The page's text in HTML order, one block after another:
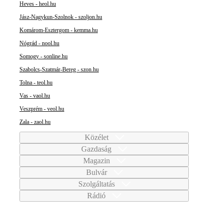
Heves - heol.hu
Jász-Nagykun-Szolnok - szoljon.hu
Komárom-Esztergom - kemma.hu
Nógrád - nool.hu
Somogy - sonline.hu
Szabolcs-Szatmár-Bereg - szon.hu
Tolna - teol.hu
Vas - vaol.hu
Veszprém - veol.hu
Zala - zaol.hu
Közélet
Gazdaság
Magazin
Bulvár
Szolgáltatás
Rádió